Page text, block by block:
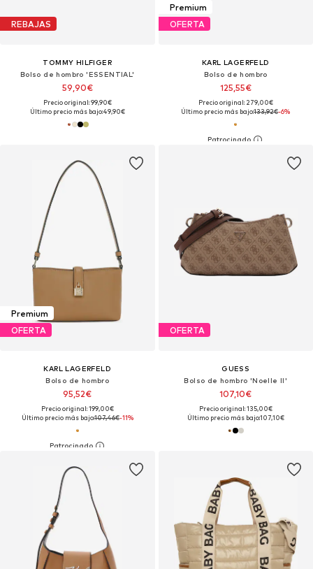
REBAJAS
TOMMY HILFIGER
Bolso de hombro 'ESSENTIAL'
59,90€
Precio original: 99,90€
Último precio más bajo:49,90€
Premium
OFERTA
KARL LAGERFELD
Bolso de hombro
125,55€
Precio original: 279,00€
Último precio más bajo:133,92€-6%
Premium
OFERTA
KARL LAGERFELD
Bolso de hombro
95,52€
Precio original: 199,00€
Último precio más bajo:107,46€-11%
OFERTA
GUESS
Bolso de hombro 'Noelle II'
107,10€
Precio original: 135,00€
Último precio más bajo:107,10€